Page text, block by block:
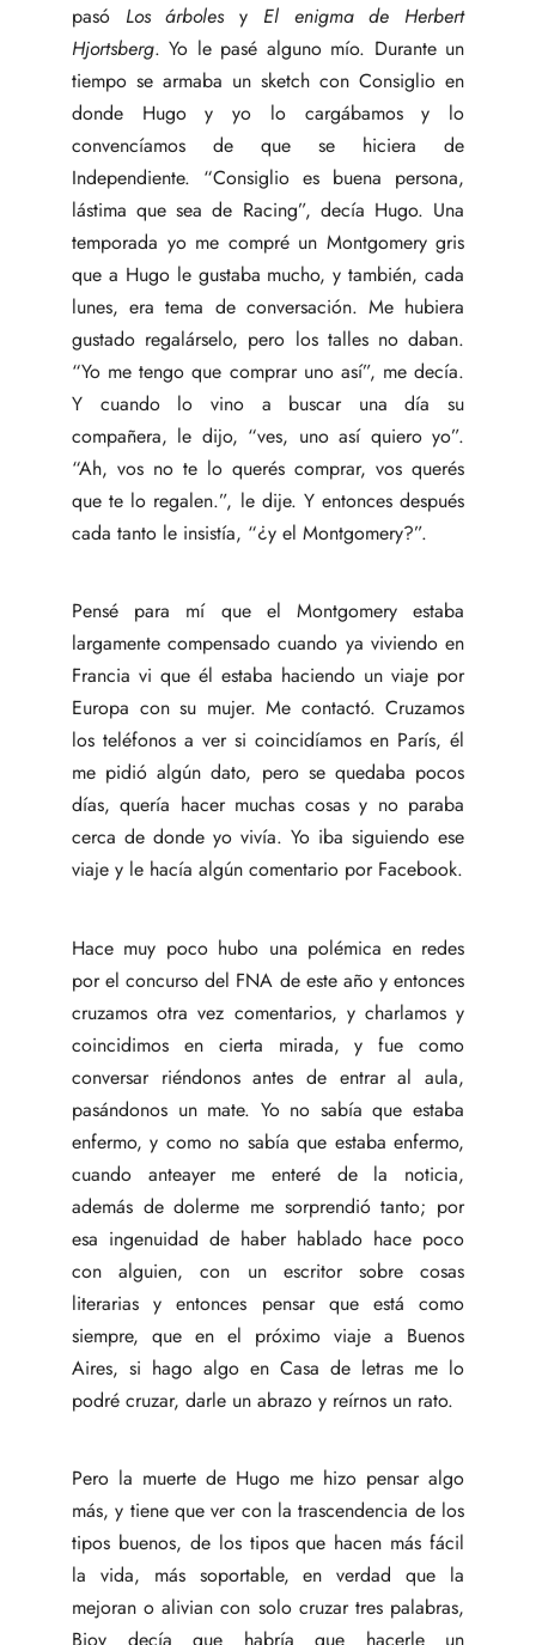
pasó Los árboles y El enigma de Herbert
Hjortsberg. Yo le pasé alguno mío. Durante un
tiempo se armaba un sketch con Consiglio en
donde Hugo y yo lo cargábamos y lo
convencíamos de que se hiciera de
Independiente. “Consiglio es buena persona,
lástima que sea de Racing”, decía Hugo. Una
temporada yo me compré un Montgomery gris
que a Hugo le gustaba mucho, y también, cada
lunes, era tema de conversación. Me hubiera
gustado regalárselo, pero los talles no daban.
“Yo me tengo que comprar uno así”, me decía.
Y cuando lo vino a buscar una día su
compañera, le dijo, “ves, uno así quiero yo”.
“Ah, vos no te lo querés comprar, vos querés
que te lo regalen.”, le dije. Y entonces después
cada tanto le insistía, “¿y el Montgomery?”.
Pensé para mí que el Montgomery estaba
largamente compensado cuando ya viviendo en
Francia vi que él estaba haciendo un viaje por
Europa con su mujer. Me contactó. Cruzamos
los teléfonos a ver si coincidíamos en París, él
me pidió algún dato, pero se quedaba pocos
días, quería hacer muchas cosas y no paraba
cerca de donde yo vivía. Yo iba siguiendo ese
viaje y le hacía algún comentario por Facebook.
Hace muy poco hubo una polémica en redes
por el concurso del FNA de este año y entonces
cruzamos otra vez comentarios, y charlamos y
coincidimos en cierta mirada, y fue como
conversar riéndonos antes de entrar al aula,
pasándonos un mate. Yo no sabía que estaba
enfermo, y como no sabía que estaba enfermo,
cuando anteayer me enteré de la noticia,
además de dolerme me sorprendió tanto; por
esa ingenuidad de haber hablado hace poco
con alguien, con un escritor sobre cosas
literarias y entonces pensar que está como
siempre, que en el próximo viaje a Buenos
Aires, si hago algo en Casa de letras me lo
podré cruzar, darle un abrazo y reírnos un rato.
Pero la muerte de Hugo me hizo pensar algo
más, y tiene que ver con la trascendencia de los
tipos buenos, de los tipos que hacen más fácil
la vida, más soportable, en verdad que la
mejoran o alivian con solo cruzar tres palabras,
Bioy decía que habría que hacerle un